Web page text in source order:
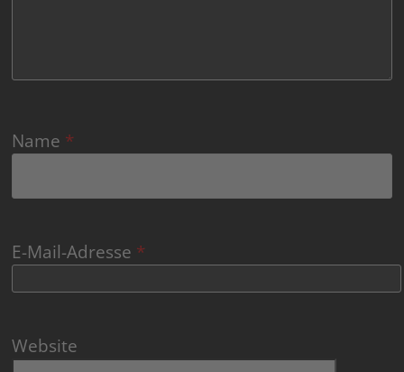
Name *
E-Mail-Adresse *
Website